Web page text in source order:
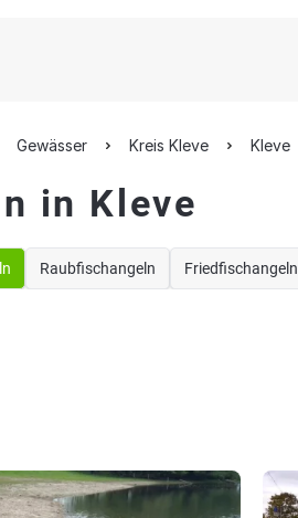
Gewässer Kreis Kleve Kleve
in Kleve
Raubfischangeln Friedfischangeln